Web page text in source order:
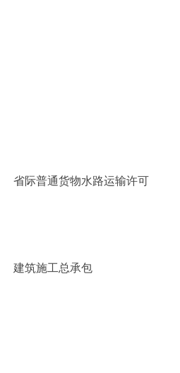
省际普通货物水路运输许可
建筑施工总承包